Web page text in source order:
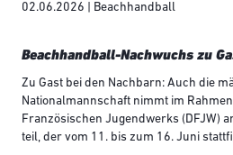
02.06.2026 | Beachhandball
Beachhandball-Nachwuchs zu
Zu Gast bei den Nachbarn: Auch die
Nationalmannschaft nimmt im
Französischen Jugendwerks (DFJW)
teil, der vom 11. bis zum 16. Juni